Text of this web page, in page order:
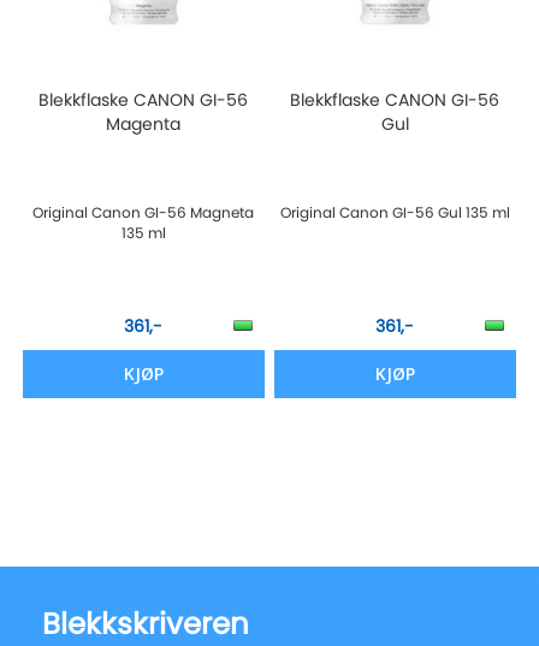
Blekkflaske CANON GI-56
Magenta
Original Canon GI-56 Magneta
135 ml
361,-
KJØP
Blekkflaske CANON GI-56
Gul
Original Canon GI-56 Gul 135 ml
361,-
KJØP
Blekkskriveren